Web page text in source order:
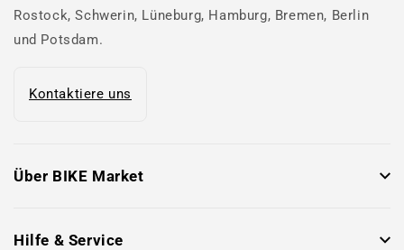
Rostock, Schwerin, Lüneburg, Hamburg, Bremen, Berlin
und Potsdam.
Kontaktiere uns
Über BIKE Market
Hilfe & Service